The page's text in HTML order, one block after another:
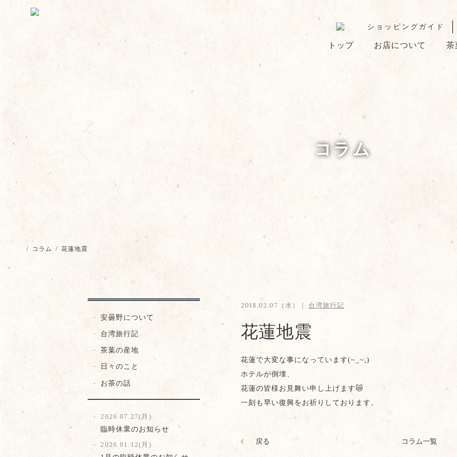
ショッピングガイド
トップ お店について 茶
コラム
/ コラム / 花蓮地震
2018.02.07（水）｜ 台湾旅行記
花蓮地震
花蓮で大変な事になっています(~_~;)
ホテルが倒壊、
花蓮の皆様お見舞い申し上げます😿
一刻も早い復興をお祈りしております。
戻る コラム一覧
安曇野について
台湾旅行記
茶葉の産地
日々のこと
お茶の話
2026.07.27(月)
臨時休業のお知らせ
2026.01.12(月)